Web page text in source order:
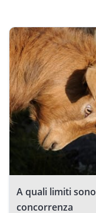
A quali limiti
concorrenza